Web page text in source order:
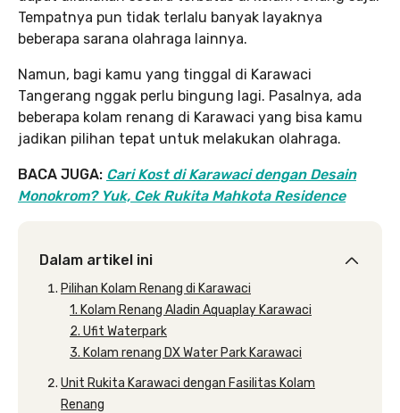
Tempatnya pun tidak terlalu banyak layaknya
beberapa sarana olahraga lainnya.
Namun, bagi kamu yang tinggal di Karawaci
Tangerang nggak perlu bingung lagi. Pasalnya, ada
beberapa kolam renang di Karawaci yang bisa kamu
jadikan pilihan tepat untuk melakukan olahraga.
BACA JUGA: Cari Kost di Karawaci dengan Desain
Monokrom? Yuk, Cek Rukita Mahkota Residence
Dalam artikel ini
Pilihan Kolam Renang di Karawaci
1. Kolam Renang Aladin Aquaplay Karawaci
2. Ufit Waterpark
3. Kolam renang DX Water Park Karawaci
Unit Rukita Karawaci dengan Fasilitas Kolam
Renang